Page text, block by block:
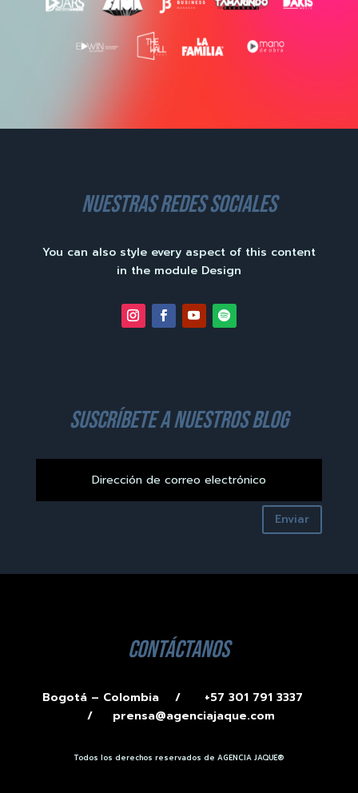
nuestras redes sociales
You can also style every aspect of this content
in the module Design
suscríbete a nuestros blog
Enviar
contáctanos
Bogotá – Colombia /
+57 301 791 3337
/ prensa@agenciajaque.com
Todos los derechos reservados de AGENCIA JAQUE®